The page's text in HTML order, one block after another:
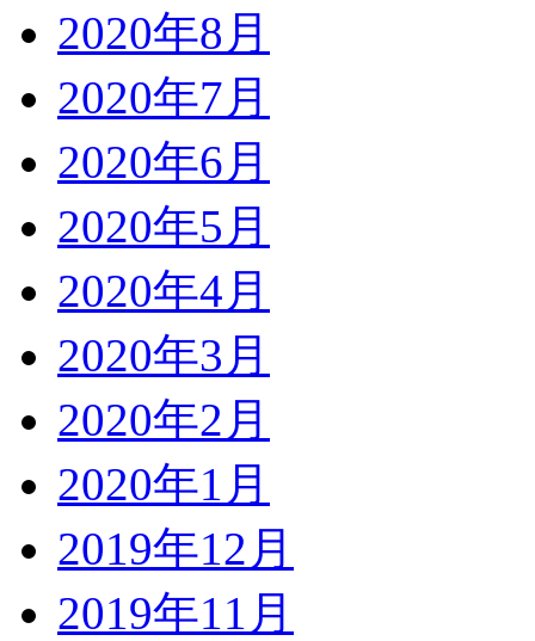
2020年8月
2020年7月
2020年6月
2020年5月
2020年4月
2020年3月
2020年2月
2020年1月
2019年12月
2019年11月